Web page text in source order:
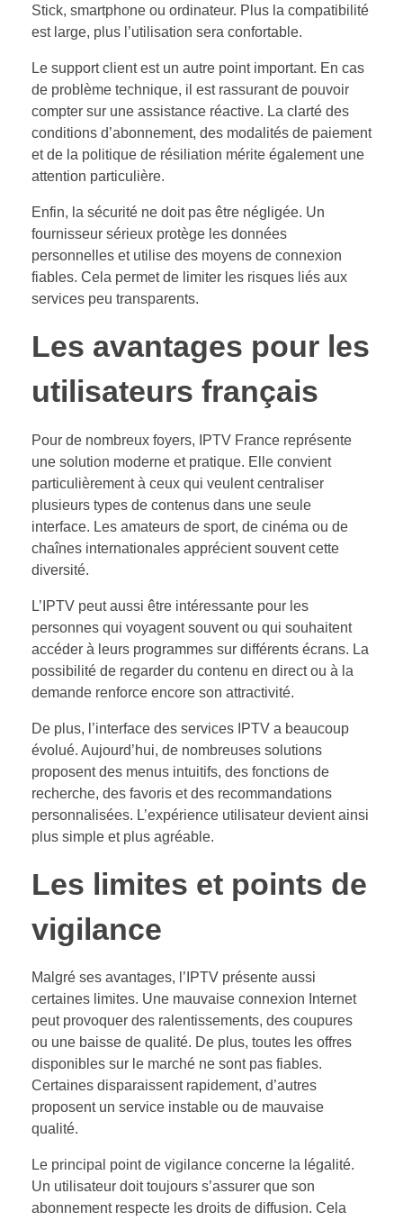
Stick, smartphone ou ordinateur. Plus la compatibilité
est large, plus l’utilisation sera confortable.
Le support client est un autre point important. En cas
de problème technique, il est rassurant de pouvoir
compter sur une assistance réactive. La clarté des
conditions d’abonnement, des modalités de paiement
et de la politique de résiliation mérite également une
attention particulière.
Enfin, la sécurité ne doit pas être négligée. Un
fournisseur sérieux protège les données
personnelles et utilise des moyens de connexion
fiables. Cela permet de limiter les risques liés aux
services peu transparents.
Les avantages pour les
utilisateurs français
Pour de nombreux foyers, IPTV France représente
une solution moderne et pratique. Elle convient
particulièrement à ceux qui veulent centraliser
plusieurs types de contenus dans une seule
interface. Les amateurs de sport, de cinéma ou de
chaînes internationales apprécient souvent cette
diversité.
L’IPTV peut aussi être intéressante pour les
personnes qui voyagent souvent ou qui souhaitent
accéder à leurs programmes sur différents écrans. La
possibilité de regarder du contenu en direct ou à la
demande renforce encore son attractivité.
De plus, l’interface des services IPTV a beaucoup
évolué. Aujourd’hui, de nombreuses solutions
proposent des menus intuitifs, des fonctions de
recherche, des favoris et des recommandations
personnalisées. L’expérience utilisateur devient ainsi
plus simple et plus agréable.
Les limites et points de
vigilance
Malgré ses avantages, l’IPTV présente aussi
certaines limites. Une mauvaise connexion Internet
peut provoquer des ralentissements, des coupures
ou une baisse de qualité. De plus, toutes les offres
disponibles sur le marché ne sont pas fiables.
Certaines disparaissent rapidement, d’autres
proposent un service instable ou de mauvaise
qualité.
Le principal point de vigilance concerne la légalité.
Un utilisateur doit toujours s’assurer que son
abonnement respecte les droits de diffusion. Cela